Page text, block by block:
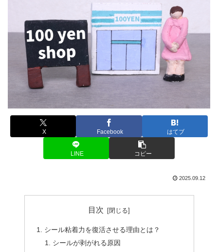
X Facebook はてブ
LINE コピー
2025.09.12
目次
シール粘着力を復活させる理由とは？
シールが剥がれる原因